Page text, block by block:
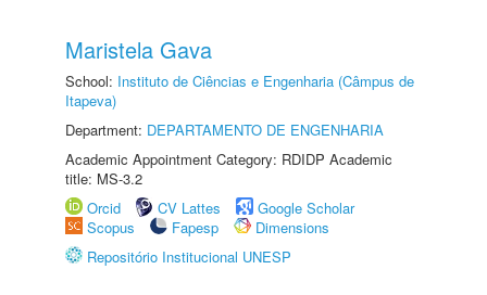
Maristela Gava
School: Instituto de Ciências e Engenharia (Câmpus de
Itapeva)
Department: DEPARTAMENTO DE ENGENHARIA
Academic Appointment Category: RDIDP Academic
title: MS-3.2
Orcid
CV Lattes
Google Scholar
Scopus
Fapesp
Dimensions
Repositório Institucional UNESP